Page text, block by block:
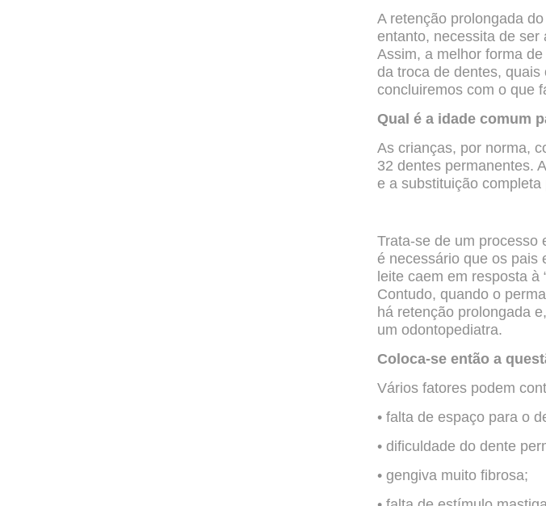
A retenção prolongada
entanto, necessita de ser
Assim, a melhor forma
datroca de dentes,
concluiremoscom o que
Qual é a idade comum
As crianças, por norma,
32 dentes permanentes.
e a substituição
Trata-se de um processo
é necessário que os pais
leitecaem em resposta à
Contudo, quando o
há retenção prolongada
umodontopediatra.
Coloca-se então a
Vários fatores podem
• falta de espaço para o
• dificuldade do dente
• gengiva muito fibrosa;